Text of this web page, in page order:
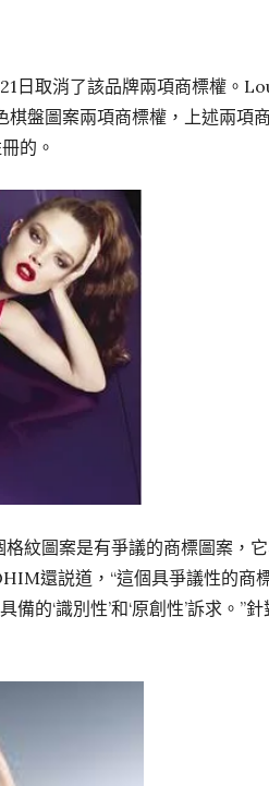
日取消了該品牌兩項商標權。
盤圖案兩項商標權，上述兩項
的。
紋圖案是有爭議的商標圖案，
還説道，“這個具爭議性的商
的‘識別性’和‘原創性’訴求。”